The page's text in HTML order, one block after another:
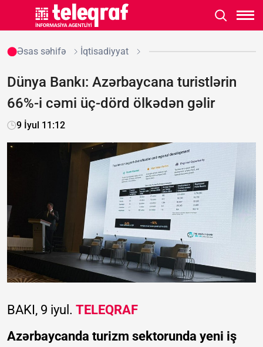
Əsas səhifə İqtisadiyyat
Dünya Bankı: Azərbaycana turistlərin
66%-i cəmi üç-dörd ölkədən gəlir
9 İyul 11:12
BAKI, 9 iyul. TELEQRAF
Azərbaycanda turizm sektorunda yeni iş